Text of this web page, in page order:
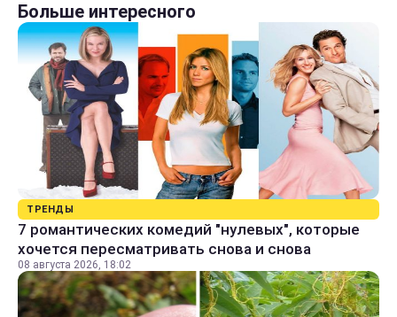
Больше интересного
ТРЕНДЫ
7 романтических комедий "нулевых", которые
хочется пересматривать снова и снова
08 августа 2026, 18:02